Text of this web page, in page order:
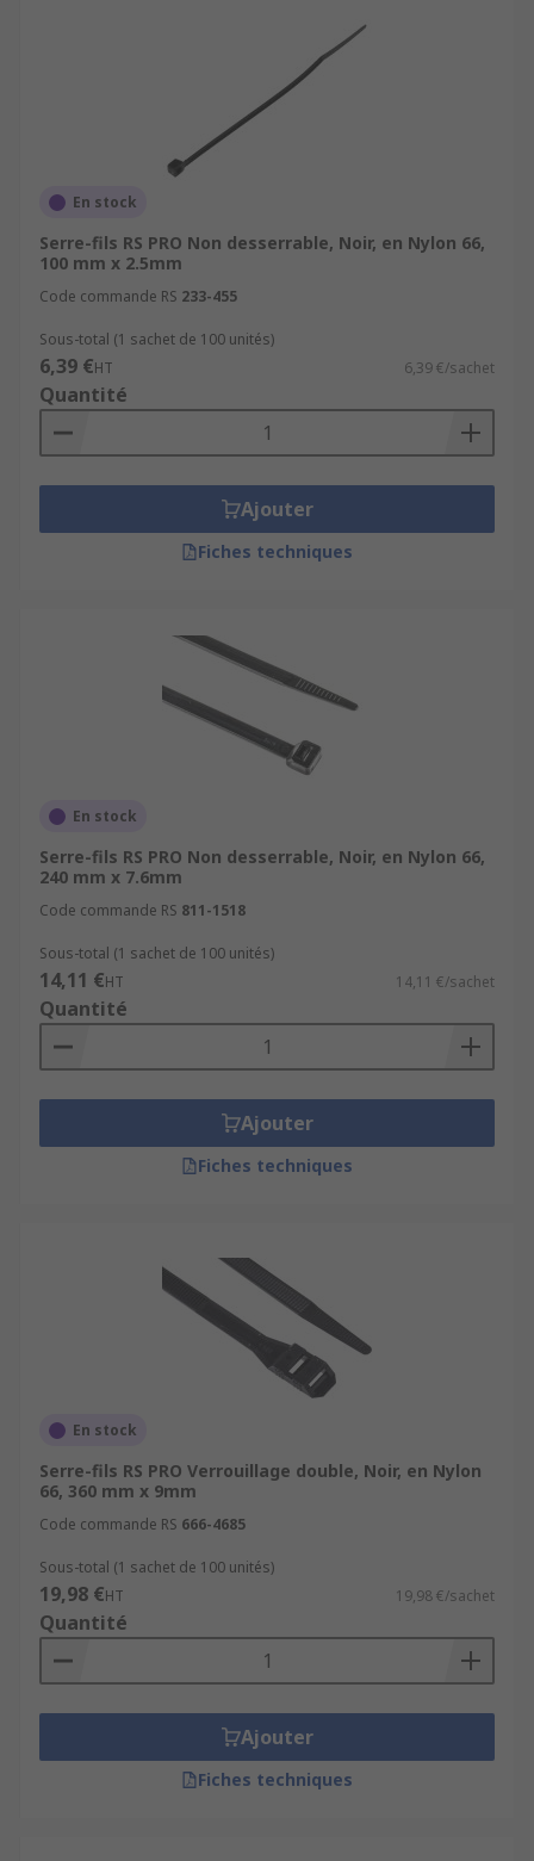
En stock
Serre-fils RS PRO Non desserrable, Noir, en Nylon 66,
100 mm x 2.5mm
Code commande RS 233-455
Sous-total (1 sachet de 100 unités)
6,39 €HT 6,39 €/sachet
Quantité
Ajouter
Fiches techniques
En stock
Serre-fils RS PRO Non desserrable, Noir, en Nylon 66,
240 mm x 7.6mm
Code commande RS 811-1518
Sous-total (1 sachet de 100 unités)
14,11 €HT 14,11 €/sachet
Quantité
Ajouter
Fiches techniques
En stock
Serre-fils RS PRO Verrouillage double, Noir, en Nylon
66, 360 mm x 9mm
Code commande RS 666-4685
Sous-total (1 sachet de 100 unités)
19,98 €HT 19,98 €/sachet
Quantité
Ajouter
Fiches techniques